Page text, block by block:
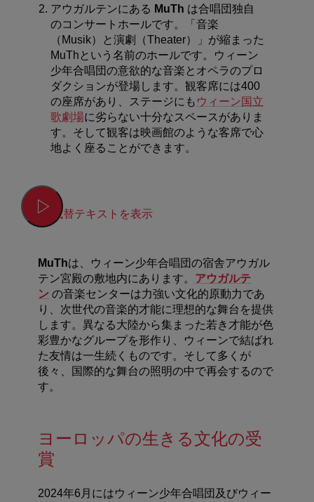
アウガルテンにある MuTh は合唱団独自
のコンサートホールです。「音楽
（Musik）と演劇（Theater）」が縮まった
MuThという名前のホールです。ウィーン
少年合唱団の意欲的な音楽とオペラのプロ
ダクションが登場します。観客席には400
の座席があり、ステージにも ウィーン国立
歌劇場に劣らない十分なスペースがありま
す。そして観客は映画館のような客席で心
地よく座ることができます。
代替テキストを表示
MuThは、ウィーン少年合唱団の宿舎アウガル
テン宮殿の敷地内にあります。 アウガルテ
ン の音楽センターは力強い文化的原動力であ
り、次世代の音楽的才能に理想的な舞台を提供
します。異なる大陸から集まった若き才能が色
彩豊かなグループを形作り、ウィーンで結ばれ
た友情は一生続くものです。そして多くが
後々、国際的な舞台の照明の中で再会するので
す。
ヨーロッパの生きる文化の受
賞
2024年6月にはウィーン少年合唱団及びウィー